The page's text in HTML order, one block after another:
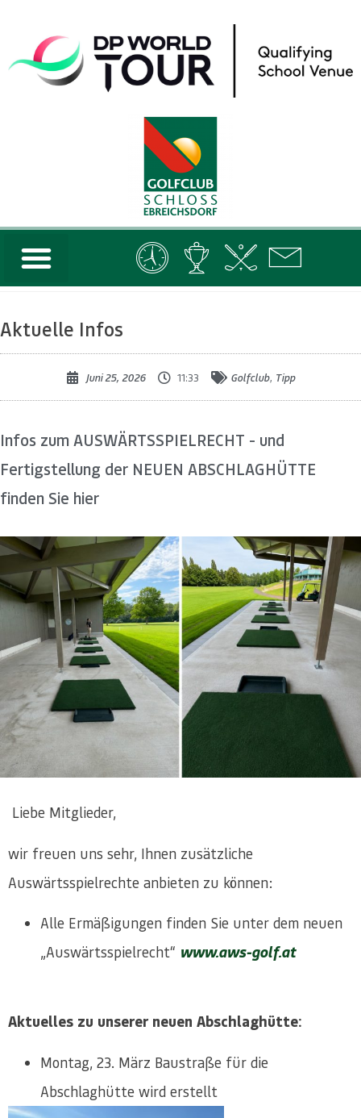
Aktuelle Infos
Juni 25, 2026 11:33 Golfclub, Tipp
Infos zum AUSWÄRTSSPIELRECHT - und
Fertigstellung der NEUEN ABSCHLAGHÜTTE
finden Sie hier
Liebe Mitglieder,
wir freuen uns sehr, Ihnen zusätzliche
Auswärtsspielrechte anbieten zu können:
Alle Ermäßigungen finden Sie unter dem neuen
„Auswärtsspielrecht“ www.aws-golf.at
Aktuelles zu unserer neuen Abschlaghütte:
Montag, 23. März Baustraße für die
Abschlaghütte wird erstellt